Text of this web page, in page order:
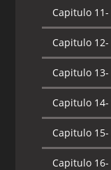
Capitulo 11-
Capitulo 12-
Capitulo 13-
Capitulo 14-
Capitulo 15-
Capitulo 16-